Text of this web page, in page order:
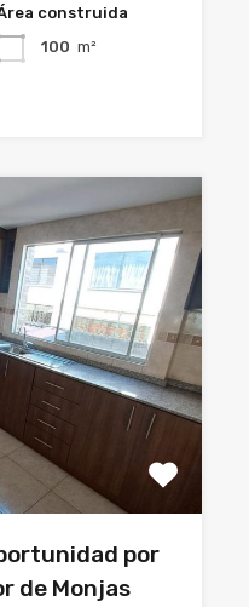
construida
100 m²
por
de Monjas